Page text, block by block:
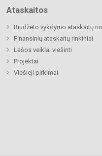
Ataskaitos
Biudžeto vykdymo ataskaitų
Finansinių ataskaitų rinkiniai
Lėšos veiklai viešinti
Projektai
Viešieji pirkimai